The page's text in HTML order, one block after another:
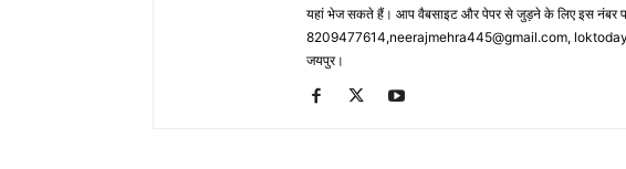
यहां भेज सकते हैं। आप वैबसाइट और पेपर से जुड़ने के लिए इस नंबर
8209477614,neerajmehra445@gmail.com,
जयपुर।